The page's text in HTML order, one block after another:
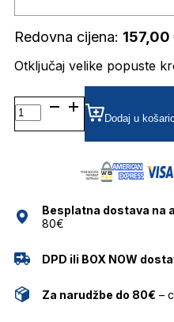
Redovna cijena: 157,00
Otključaj velike popuste
HU582371 DIOPTRIJSKI
OKVIRI
HUMPHREY'S
Dodaj u
Besplatna dostava na
80€
DPD ili BOX NOW
Za narudžbe do 80€ –